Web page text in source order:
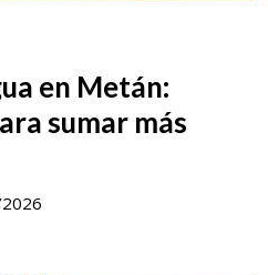
en Metán:
sumar más